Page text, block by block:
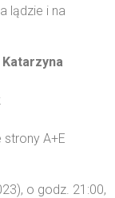
lądzie i na
Katarzyna
A+E
o godz. 21:00,